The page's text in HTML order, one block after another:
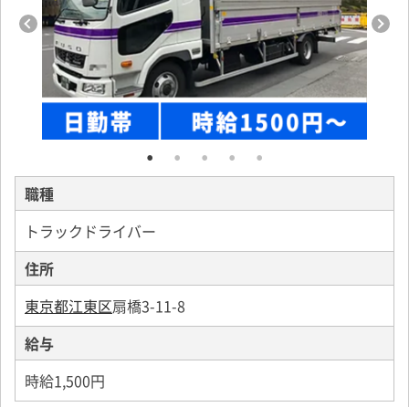
職種
トラックドライバー
住所
東京都江東区扇橋3-11-8
給与
時給1,500円